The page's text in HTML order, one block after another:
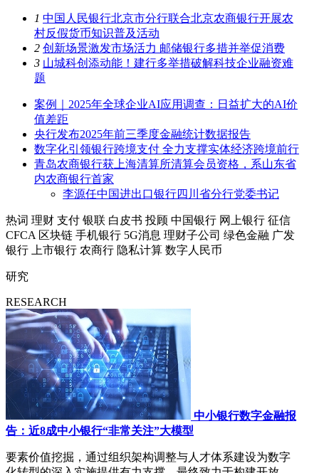
1 中国人民银行北京市分行联合北京农商银行开展农
村反假货币知识普及活动
2 创新场景激发市场活力 邮储银行多措并举促消费
3 山城科创添动能！建行多举措破解科技企业融资难
题
案例｜2025年全球企业AI应用调查：日益扩大的AI价
值差距
央行发布2025年前三季度金融统计数据报告
数字化引领银行跨境支付 全力支撑实体经济跨境前行
青岛农商银行获上海清算所清算会员资格，系山东省
内农商银行首家
李源任中国进出口银行四川省分行党委书记
热词 理财 支付 银联 白皮书 投顾 中国银行 网上银行 征信
CFCA 区块链 手机银行 5G消息 理财子公司 绿色金融 广发
银行
上市银行 农商行 隐私计算 数字人民币
研究
RESEARCH
中小银行数字金融报
告：近8成中小银行“非常关注”大模型
要素价值挖掘，通过组织架构调整与人才体系建设为数字